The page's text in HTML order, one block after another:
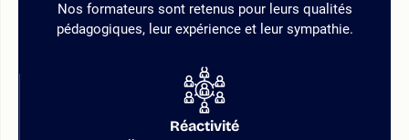
Nos formateurs sont retenus pour leurs qualités
pédagogiques, leur expérience et leur sympathie.
Réactivité